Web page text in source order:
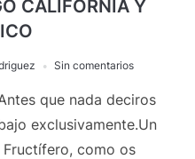
CALIFORNIA Y
Sin comentarios
que nada deciros
exclusivamente.Un
como os